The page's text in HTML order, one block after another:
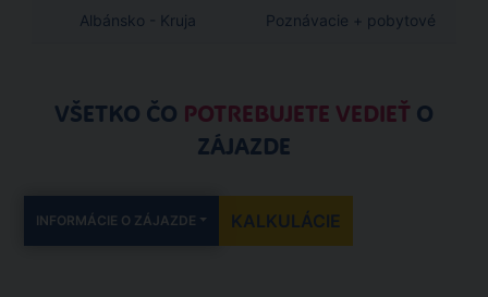
Albánsko - Kruja Poznávacie + pobytové
VŠETKO ČO POTREBUJETE VEDIEŤ O
ZÁJAZDE
INFORMÁCIE O ZÁJAZDE KALKULÁCIE